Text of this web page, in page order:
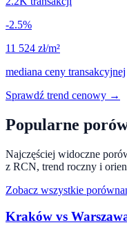
-2.5%
11 524 zł/m²
mediana ceny transakcyjnej
Sprawdź trend cenowy →
Popularne
Najczęściej widoczne
z RCN, trend roczny i
Zobacz wszystkie
Kraków vs